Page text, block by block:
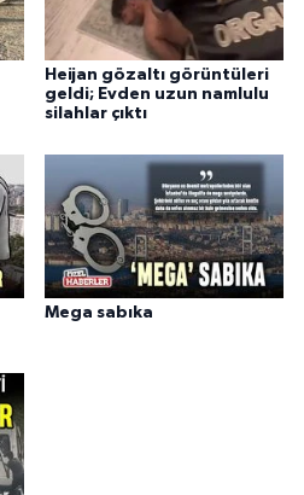
Heijan gözaltı görüntüleri
geldi; Evden uzun namlulu
silahlar çıktı
Mega sabıka